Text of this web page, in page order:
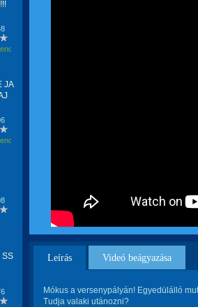
JA
SS
Leírás Videó beágyazása
Mókus a versenypályán! Egyedülálló
Tudja valaki utánozni?